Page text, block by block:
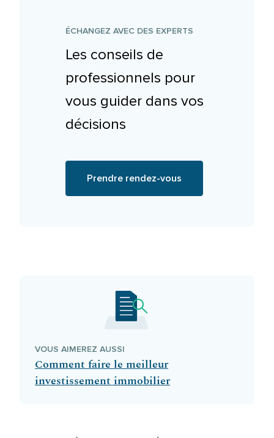
ÉCHANGEZ AVEC DES EXPERTS
Les conseils de
professionnels pour
vous guider dans vos
décisions
Prendre rendez-vous
VOUS AIMEREZ AUSSI
Comment faire le meilleur
investissement immobilier